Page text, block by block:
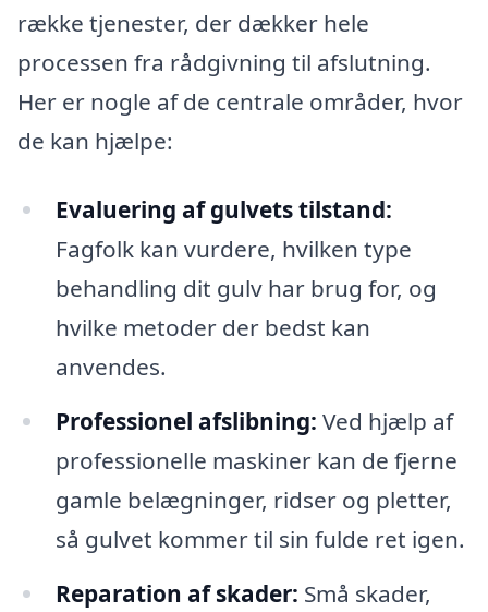
række tjenester, der dækker hele
processen fra rådgivning til afslutning.
Her er nogle af de centrale områder, hvor
de kan hjælpe:
Evaluering af gulvets tilstand:
Fagfolk kan vurdere, hvilken type
behandling dit gulv har brug for, og
hvilke metoder der bedst kan
anvendes.
Professionel afslibning: Ved hjælp af
professionelle maskiner kan de fjerne
gamle belægninger, ridser og pletter,
så gulvet kommer til sin fulde ret igen.
Reparation af skader: Små skader,